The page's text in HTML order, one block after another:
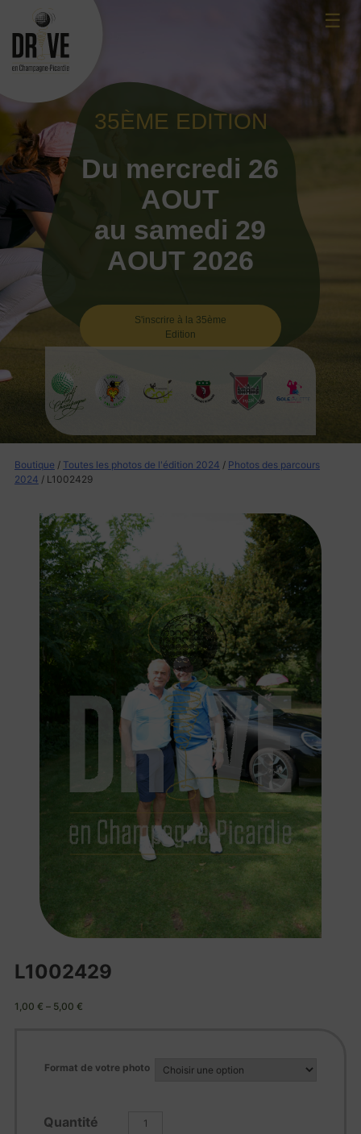
content
☰
35ÈME EDITION
Du mercredi 26
AOUT
au samedi 29
AOUT 2026
S'inscrire à la 35ème
Edition
Boutique / Toutes les photos de l'édition 2024 / Photos des parcours
2024 / L1002429
L1002429
1,00 € – 5,00 €
Format de votre photo
quantité